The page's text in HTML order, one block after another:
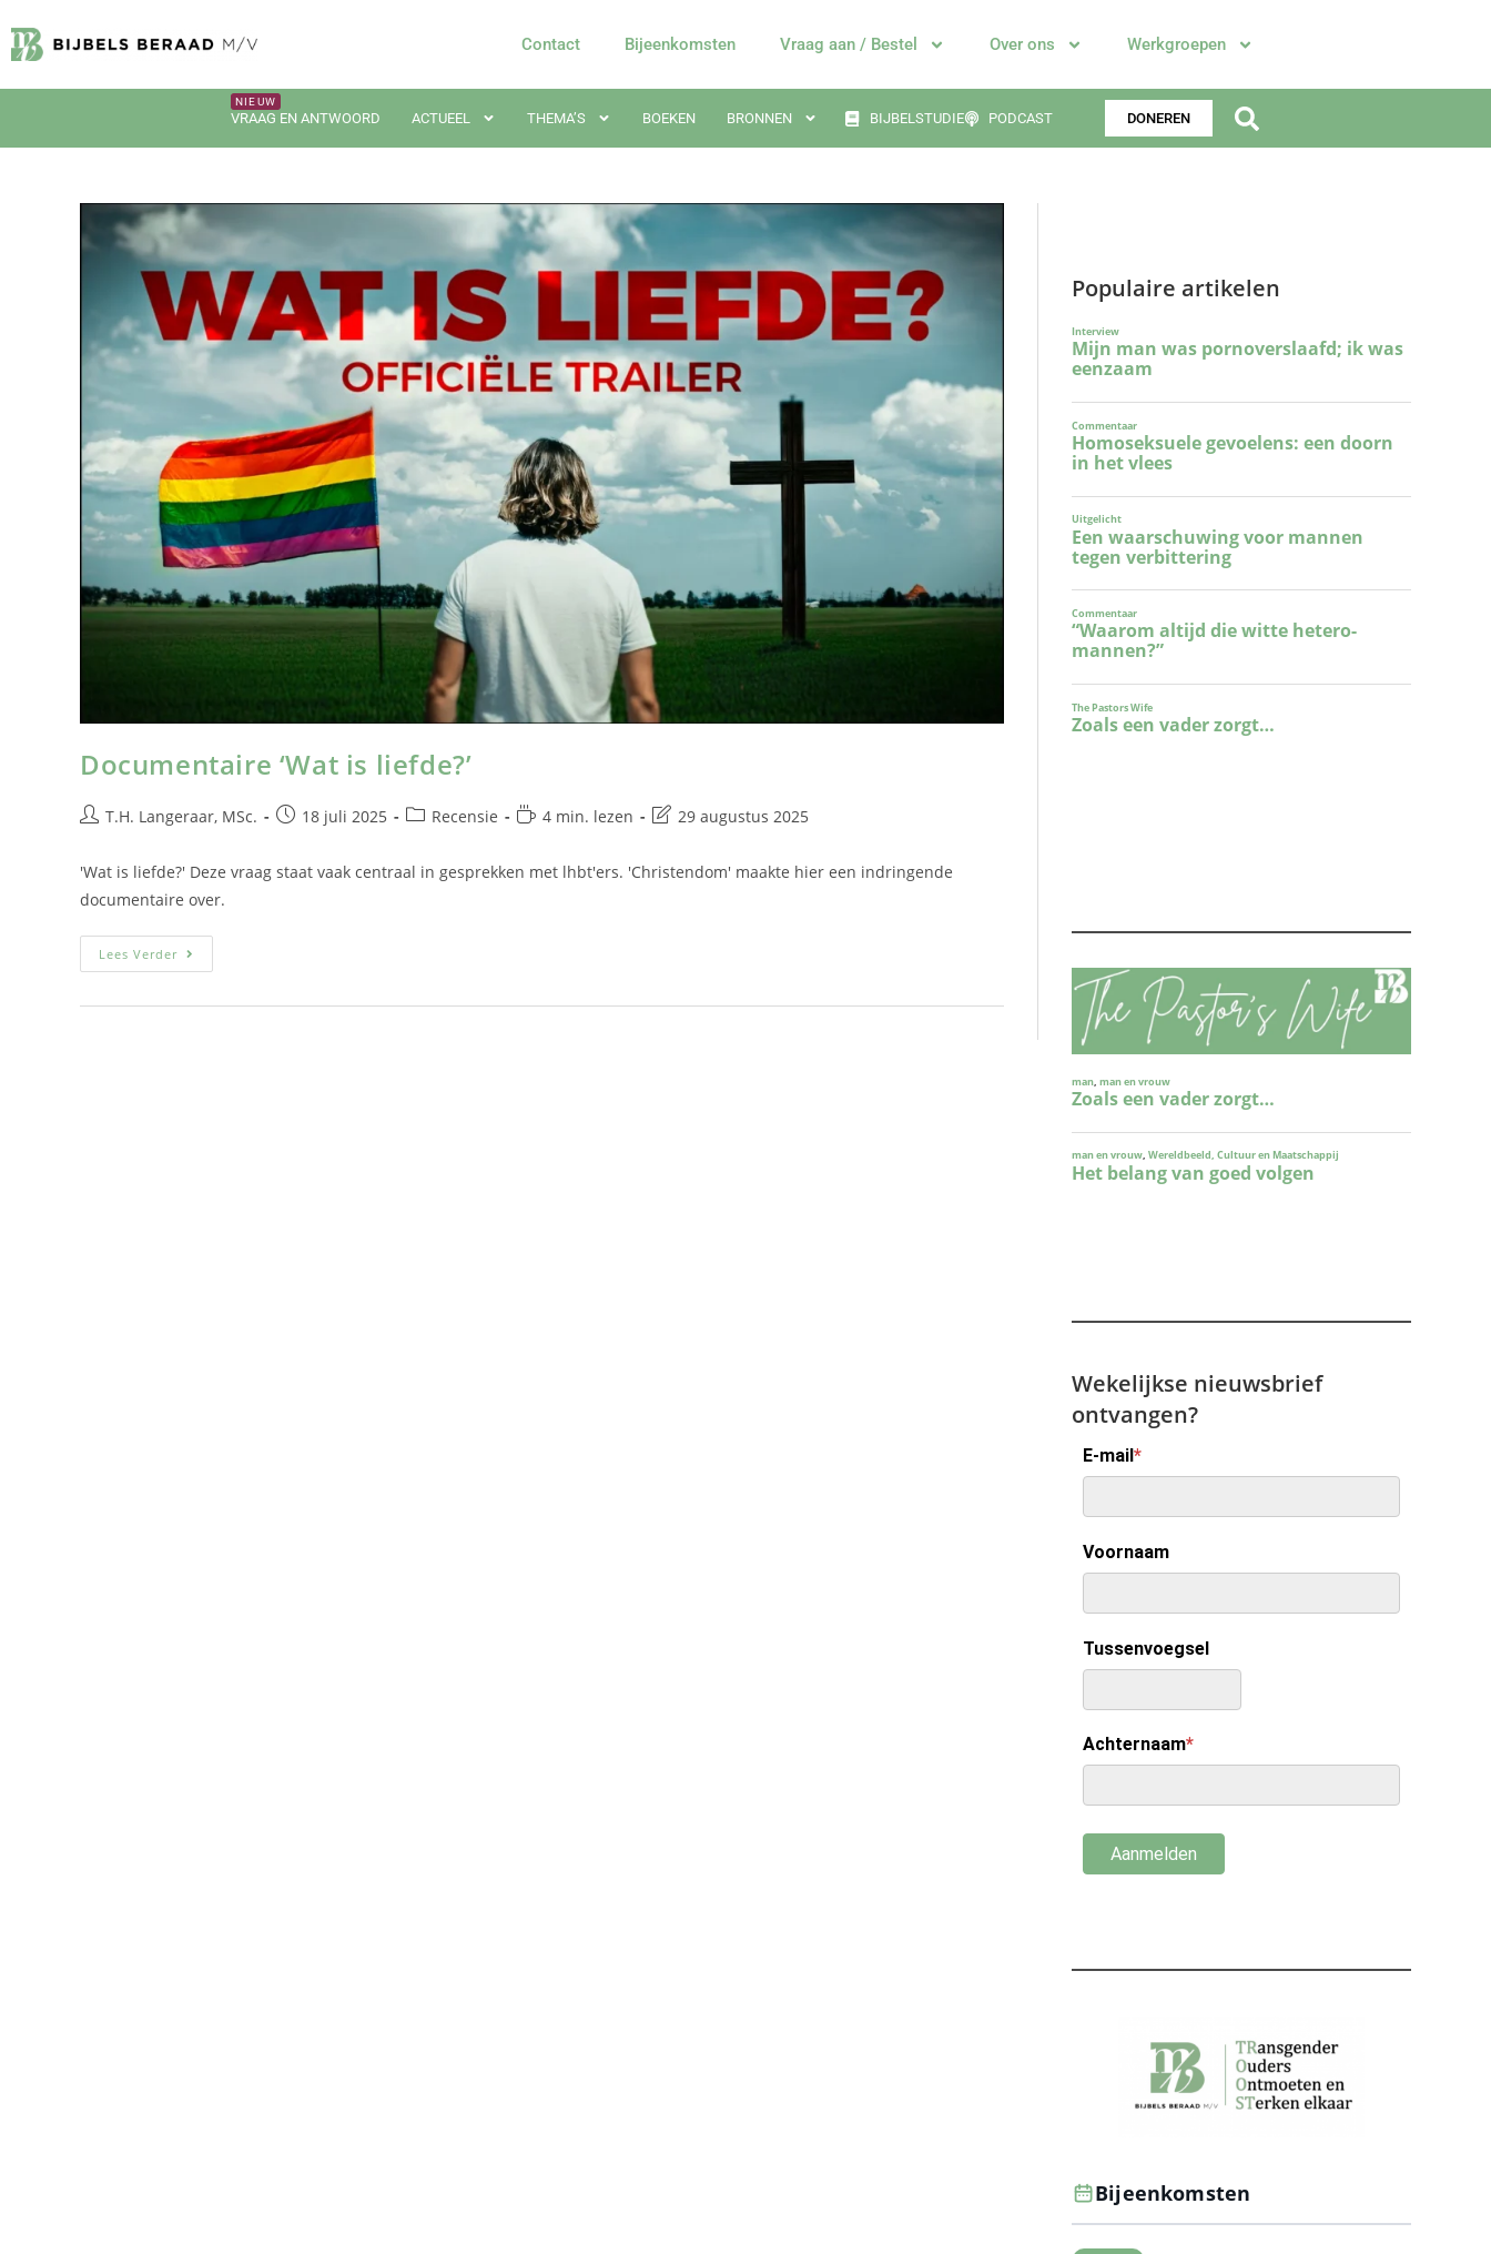
Contact Bijeenkomsten Vraag aan / Bestel Over ons Werkgroepen
VRAAG EN ANTWOORD ACTUEEL THEMA’S BOEKEN BRONNEN BIJBELSTUDIE PODCAST DONEREN
Documentaire ‘Wat is liefde?’
T.H. Langeraar, MSc. 18 juli 2025 Recensie 4 min. lezen 29 augustus 2025
'Wat is liefde?' Deze vraag staat vaak centraal in gesprekken met lhbt'ers. 'Christendom' maakte hier een indringende
documentaire over.
Lees Verder
Populaire artikelen
Wekelijkse nieuwsbrief
ontvangen?
Bijeenkomsten